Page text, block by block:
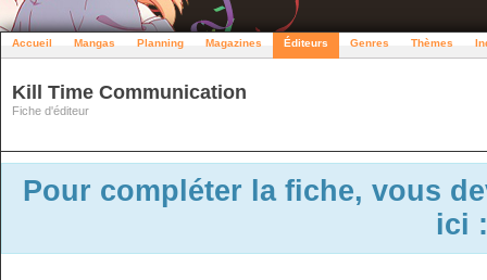
Accueil Mangas Planning Magazines Éditeurs Genres Thèmes
Kill Time Communication
Fiche d'éditeur
Pour compléter la fiche, vous
ici